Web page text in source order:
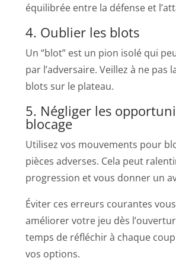
équilibrée entre la défense et
4. Oublier les blots
Un “blot” est un pion isolé qui
par l’adversaire. Veillez à ne pas
blots sur le plateau.
5. Négliger les
blocage
Utilisez vos mouvements pour
pièces adverses. Cela peut
progression et vous donner un
Éviter ces erreurs courantes
améliorer votre jeu dès
temps de réfléchir à chaque coup
vos options.